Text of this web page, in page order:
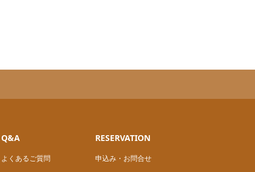
Q&A
よくあるご質問
RESERVATION
申込み・お問合せ